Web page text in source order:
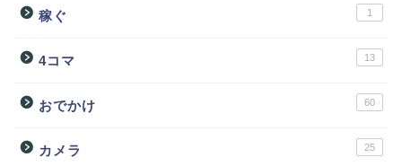
稼ぐ 1
4コマ 13
おでかけ 60
カメラ 25